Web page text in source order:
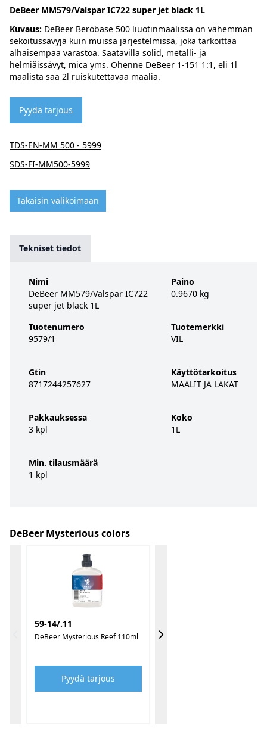
DeBeer MM579/Valspar IC722 super jet black 1L
Kuvaus: DeBeer Berobase 500 liuotinmaalissa on vähemmän
sekoitussävyjä kuin muissa järjestelmissä, joka tarkoittaa
alhaisempaa varastoa. Saatavilla solid, metalli- ja
helmiäissävyt, mica yms. Ohenne DeBeer 1-151 1:1, eli 1l
maalista saa 2l ruiskutettavaa maalia.
Pyydä tarjous
TDS-EN-MM 500 - 5999
SDS-FI-MM500-5999
Takaisin valikoimaan
Tekniset tiedot
Nimi
DeBeer MM579/Valspar IC722
super jet black 1L
Tuotenumero
9579/1
Gtin
8717244257627
Pakkauksessa
3 kpl
Min. tilausmäärä
1 kpl
Paino
0.9670 kg
Tuotemerkki
VIL
Käyttötarkoitus
MAALIT JA LAKAT
Koko
1L
DeBeer Mysterious colors
59-14/.11
DeBeer Mysterious Reef 110ml
Pyydä tarjous